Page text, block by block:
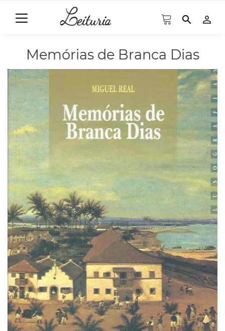
search person_outline
Memórias de Branca Dias